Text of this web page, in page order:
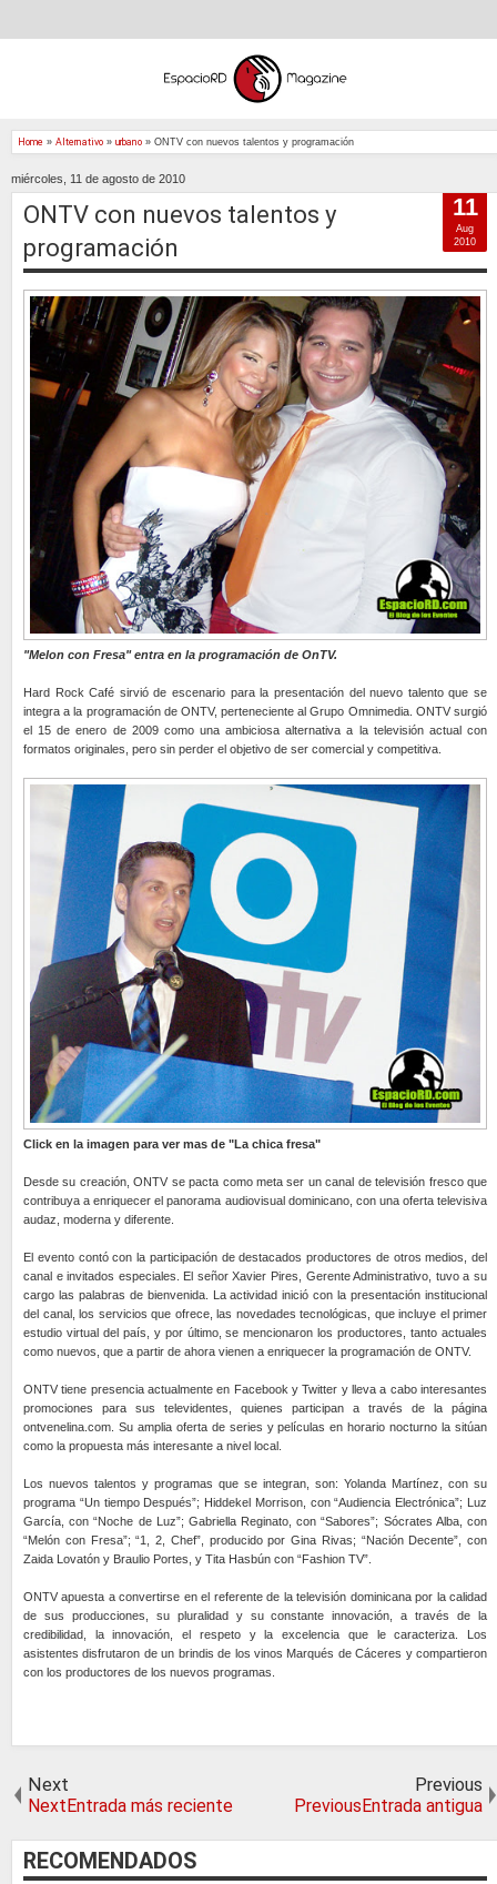
Home » Alternativo » urbano » ONTV con nuevos talentos y programación
miércoles, 11 de agosto de 2010
ONTV con nuevos talentos y
programación
"Melon con Fresa" entra en la programación de OnTV.
Hard Rock Café sirvió de escenario para la presentación del nuevo talento que se
integra a la programación de ONTV, perteneciente al Grupo Omnimedia. ONTV surgió
el 15 de enero de 2009 como una ambiciosa alternativa a la televisión actual con
formatos originales, pero sin perder el objetivo de ser comercial y competitiva.
Click en la imagen para ver mas de "La chica fresa"
Desde su creación, ONTV se pacta como meta ser un canal de televisión fresco que
contribuya a enriquecer el panorama audiovisual dominicano, con una oferta televisiva
audaz, moderna y diferente.
El evento contó con la participación de destacados productores de otros medios, del
canal e invitados especiales. El señor Xavier Pires, Gerente Administrativo, tuvo a su
cargo las palabras de bienvenida. La actividad inició con la presentación institucional
del canal, los servicios que ofrece, las novedades tecnológicas, que incluye el primer
estudio virtual del país, y por último, se mencionaron los productores, tanto actuales
como nuevos, que a partir de ahora vienen a enriquecer la programación de ONTV.
ONTV tiene presencia actualmente en Facebook y Twitter y lleva a cabo interesantes
promociones para sus televidentes, quienes participan a través de la página
ontvenelina.com. Su amplia oferta de series y películas en horario nocturno la sitúan
como la propuesta más interesante a nivel local.
Los nuevos talentos y programas que se integran, son: Yolanda Martínez, con su
programa “Un tiempo Después”; Hiddekel Morrison, con “Audiencia Electrónica”; Luz
García, con “Noche de Luz”; Gabriella Reginato, con “Sabores”; Sócrates Alba, con
“Melón con Fresa”; “1, 2, Chef”, producido por Gina Rivas; “Nación Decente”, con
Zaida Lovatón y Braulio Portes, y Tita Hasbún con “Fashion TV”.
ONTV apuesta a convertirse en el referente de la televisión dominicana por la calidad
de sus producciones, su pluralidad y su constante innovación, a través de la
credibilidad, la innovación, el respeto y la excelencia que le caracteriza. Los
asistentes disfrutaron de un brindis de los vinos Marqués de Cáceres y compartieron
con los productores de los nuevos programas.
11
Aug
2010
Next
NextEntrada más reciente
Previous
PreviousEntrada antigua
RECOMENDADOS